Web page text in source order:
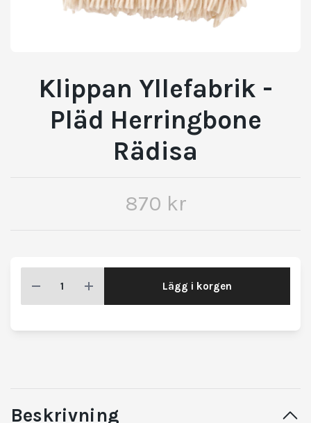
Klippan Yllefabrik -
Pläd Herringbone
Rädisa
870 kr
Lägg i korgen
Beskrivning